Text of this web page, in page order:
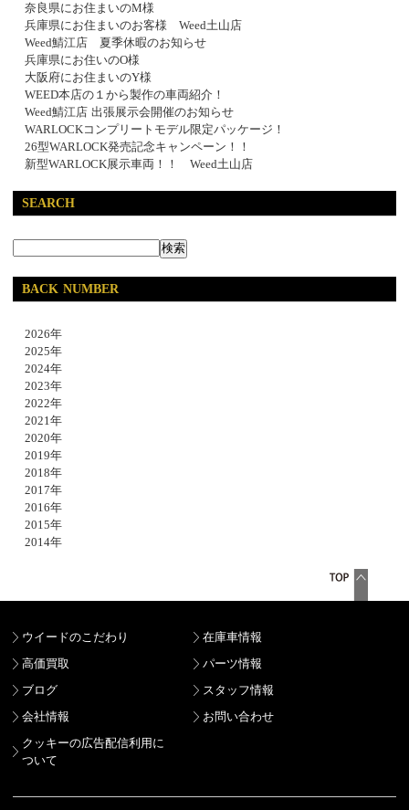
奈良県にお住まいのM様
兵庫県にお住まいのお客様 Weed土山店
Weed鯖江店 夏季休暇のお知らせ
兵庫県にお住いのO様
大阪府にお住まいのY様
WEED本店の１から製作の車両紹介！
Weed鯖江店 出張展示会開催のお知らせ
WARLOCKコンプリートモデル限定パッケージ！
26型WARLOCK発売記念キャンペーン！！
新型WARLOCK展示車両！！ Weed土山店
SEARCH
BACK NUMBER
2026年
2025年
2024年
2023年
2022年
2021年
2020年
2019年
2018年
2017年
2016年
2015年
2014年
ウイードのこだわり
在庫車情報
高価買取
パーツ情報
ブログ
スタッフ情報
会社情報
お問い合わせ
クッキーの広告配信利用に
ついて